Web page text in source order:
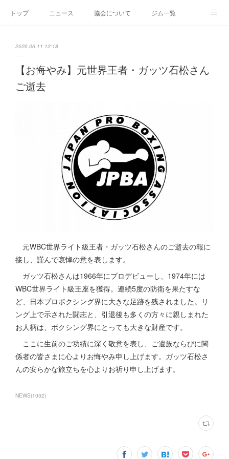
トップ ニュース 協会について ジム一覧
2026.06.11 12:18
【お悔やみ】元世界王者・ガッツ石松さん
ご逝去
元WBC世界ライト級王者・ガッツ石松さんのご逝去の報に
接し、謹んで哀悼の意を表します。
ガッツ石松さんは1966年にプロデビューし、1974年には
WBC世界ライト級王座を獲得。連続5度の防衛を果たすな
ど、日本プロボクシング界に大きな足跡を残されました。リ
ング上で示された闘志と、引退後も多くの方々に親しまれた
お人柄は、ボクシング界にとっても大きな財産です。
ここに生前のご功績に深く敬意を表し、ご遺族ならびに関
係者の皆さまに心よりお悔やみ申し上げます。ガッツ石松さ
んの安らかな旅立ちを心よりお祈り申し上げます。
NEWS(1032)